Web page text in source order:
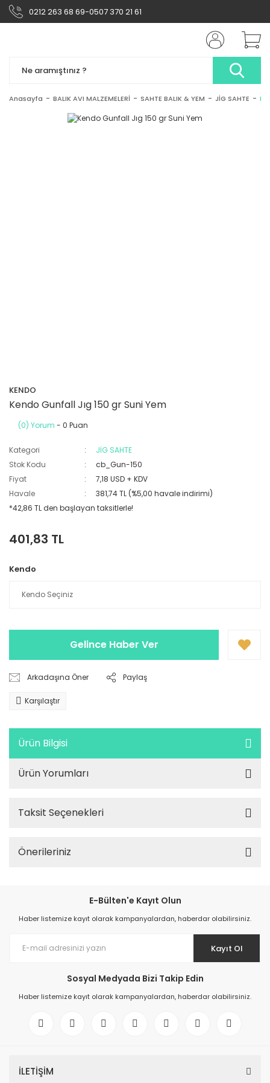
0212 263 68 69-0507 370 21 61
Anasayfa BALIK AVI MALZEMELERİ SAHTE BALIK & YEM JİG SAHTE
KENDO
Kendo Gunfall Jıg 150 gr Suni Yem
(0) Yorum - 0 Puan
Kategori
JİG SAHTE
Stok Kodu
cb_Gun-150
Fiyat
7,18 USD + KDV
Havale
381,74 TL (%5,00 havale indirimi)
*42,86 TL den başlayan taksitlerle!
401,83 TL
Kendo
Gelince Haber Ver
Arkadaşına Öner Paylaş
Karşılaştır
Ürün Bilgisi
Ürün Yorumları
Taksit Seçenekleri
Önerileriniz
E-Bülten'e Kayıt Olun
Haber listemize kayıt olarak kampanyalardan, haberdar olabilirsiniz.
Kayıt Ol
Sosyal Medyada Bizi Takip Edin
Haber listemize kayıt olarak kampanyalardan, haberdar olabilirsiniz.
İLETİŞİM